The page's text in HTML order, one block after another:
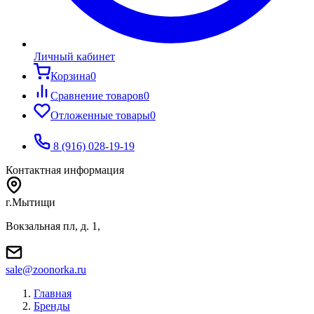
Личный кабинет
Корзина0
Сравнение товаров0
Отложенные товары0
8 (916) 028-19-19
Контактная информация
г.Мытищи
Вокзальная пл, д. 1,
sale@zoonorka.ru
Главная
Бренды